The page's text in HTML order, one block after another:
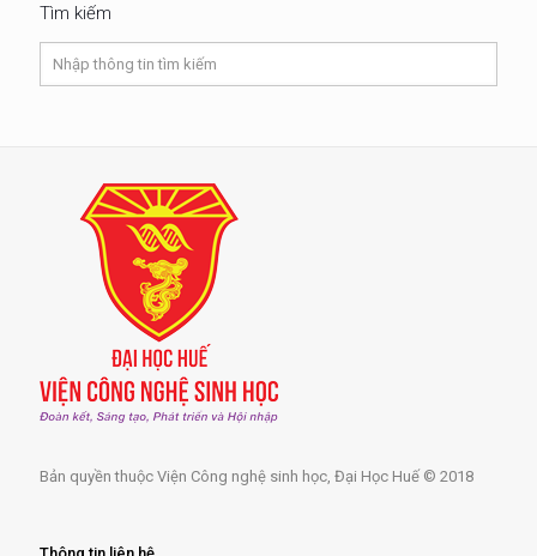
Tìm kiếm
Bản quyền thuộc Viện Công nghệ sinh học, Đại Học Huế © 2018